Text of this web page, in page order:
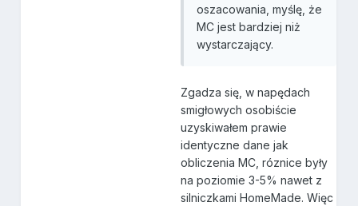
oszacowania, myślę, że
MC jest bardziej niż
wystarczający.
Zgadza się, w napędach
smigłowych osobiście
uzyskiwałem prawie
identyczne dane jak
obliczenia MC, róznice były
na poziomie 3-5% nawet z
silniczkami HomeMade. Więc